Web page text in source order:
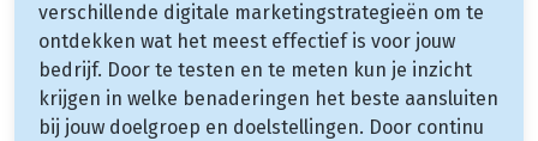
verschillende digitale marketingstrategieën om te
ontdekken wat het meest effectief is voor jouw
bedrijf. Door te testen en te meten kun je inzicht
krijgen in welke benaderingen het beste aansluiten
bij jouw doelgroep en doelstellingen. Door continu